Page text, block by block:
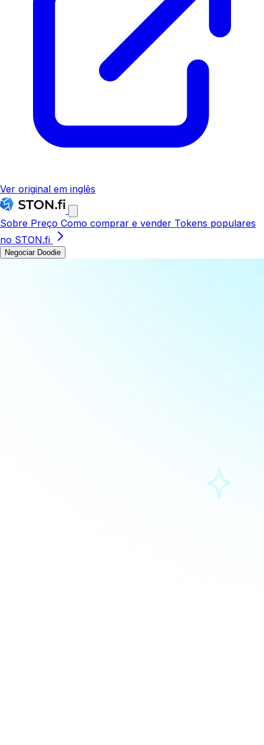
Ver original em inglês
Sobre Preço Como comprar e vender Tokens populares
no STON.fi
Negociar Doodie